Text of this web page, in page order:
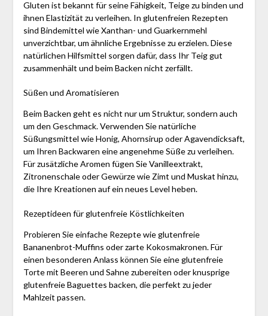
Gluten ist bekannt für seine Fähigkeit, Teige zu binden und
ihnen Elastizität zu verleihen. In glutenfreien Rezepten
sind Bindemittel wie Xanthan- und Guarkernmehl
unverzichtbar, um ähnliche Ergebnisse zu erzielen. Diese
natürlichen Hilfsmittel sorgen dafür, dass Ihr Teig gut
zusammenhält und beim Backen nicht zerfällt.
Süßen und Aromatisieren
Beim Backen geht es nicht nur um Struktur, sondern auch
um den Geschmack. Verwenden Sie natürliche
Süßungsmittel wie Honig, Ahornsirup oder Agavendicksaft,
um Ihren Backwaren eine angenehme Süße zu verleihen.
Für zusätzliche Aromen fügen Sie Vanilleextrakt,
Zitronenschale oder Gewürze wie Zimt und Muskat hinzu,
die Ihre Kreationen auf ein neues Level heben.
Rezeptideen für glutenfreie Köstlichkeiten
Probieren Sie einfache Rezepte wie glutenfreie
Bananenbrot-Muffins oder zarte Kokosmakronen. Für
einen besonderen Anlass können Sie eine glutenfreie
Torte mit Beeren und Sahne zubereiten oder knusprige
glutenfreie Baguettes backen, die perfekt zu jeder
Mahlzeit passen.